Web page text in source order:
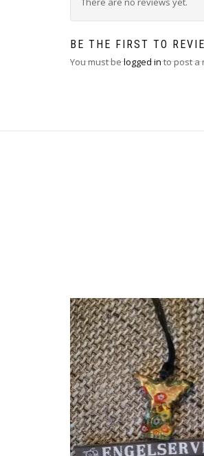
BE THE FIRST TO
You must belogged into post a